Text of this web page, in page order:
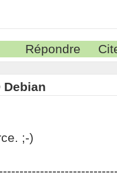
Répondre
Debian
;-)